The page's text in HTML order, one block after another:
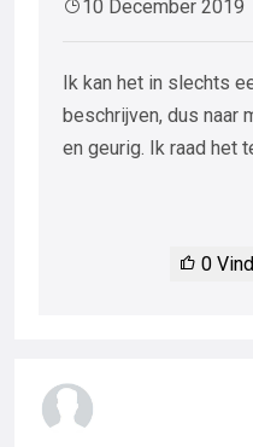
10 December 2019
Ik kan het in slechts
beschrijven, dus naar
en geurig. Ik raad het
0